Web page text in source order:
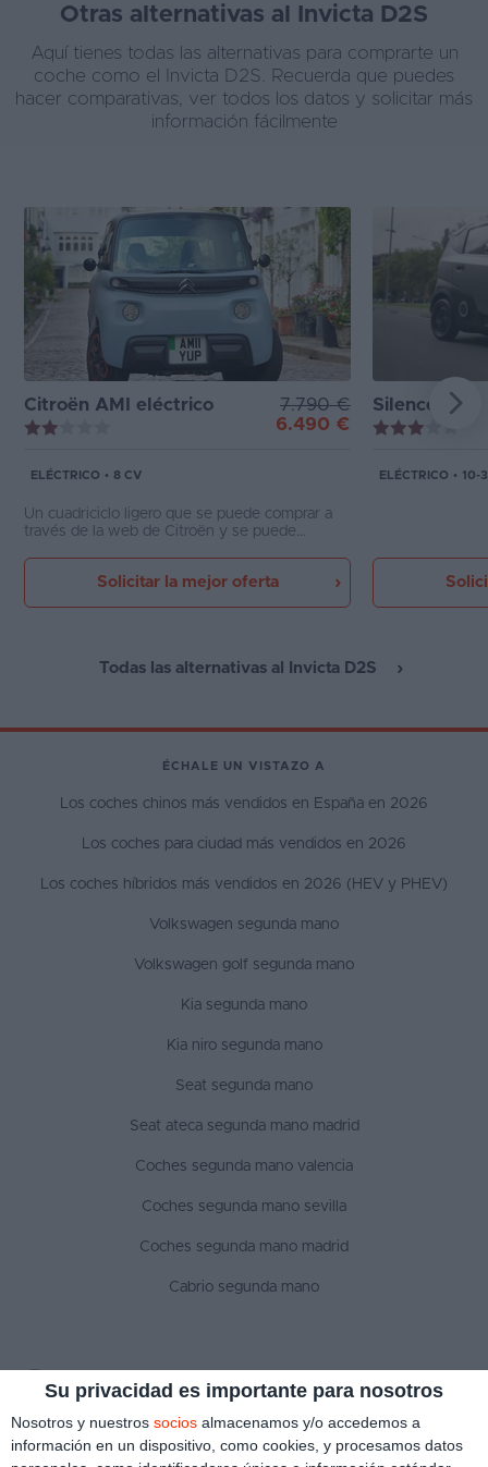
Su privacidad es importante para nosotros
Nosotros y nuestros socios almacenamos y/o accedemos a
información en un dispositivo, como cookies, y procesamos datos
Otras alternativas al Invicta D2S
Aquí tienes todas las alternativas para comprarte un
coche como el Invicta D2S. Recuerda que puedes
hacer comparativas, ver todos los datos y solicitar más
información fácilmente
Citroën AMI eléctrico
7.790 €
6.490 €
ELÉCTRICO • 8 CV
Un cuadriciclo ligero que se puede comprar a
través de la web de Citroën y se puede
ser la excusa ideal para no comprarle un
scooter a los adolescentes
Solicitar la mejor oferta
Silence S04
ELÉCTRICO • 10-
Todas las alternativas al Invicta D2S
ÉCHALE UN VISTAZO A
Los coches chinos más vendidos en España en 2026
Los coches para ciudad más vendidos en 2026
Los coches híbridos más vendidos en 2026 (HEV y PHEV)
Volkswagen segunda mano
Volkswagen golf segunda mano
Kia segunda mano
Kia niro segunda mano
Seat segunda mano
Seat ateca segunda mano madrid
Coches segunda mano valencia
Coches segunda mano sevilla
Coches segunda mano madrid
Cabrio segunda mano